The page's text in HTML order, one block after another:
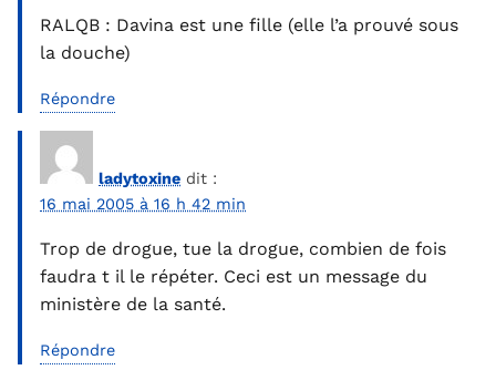
RALQB : Davina est une fille (elle l’a prouvé sous
la douche)
Répondre
ladytoxine dit :
16 mai 2005 à 16 h 42 min
Trop de drogue, tue la drogue, combien de fois
faudra t il le répéter. Ceci est un message du
ministère de la santé.
Répondre